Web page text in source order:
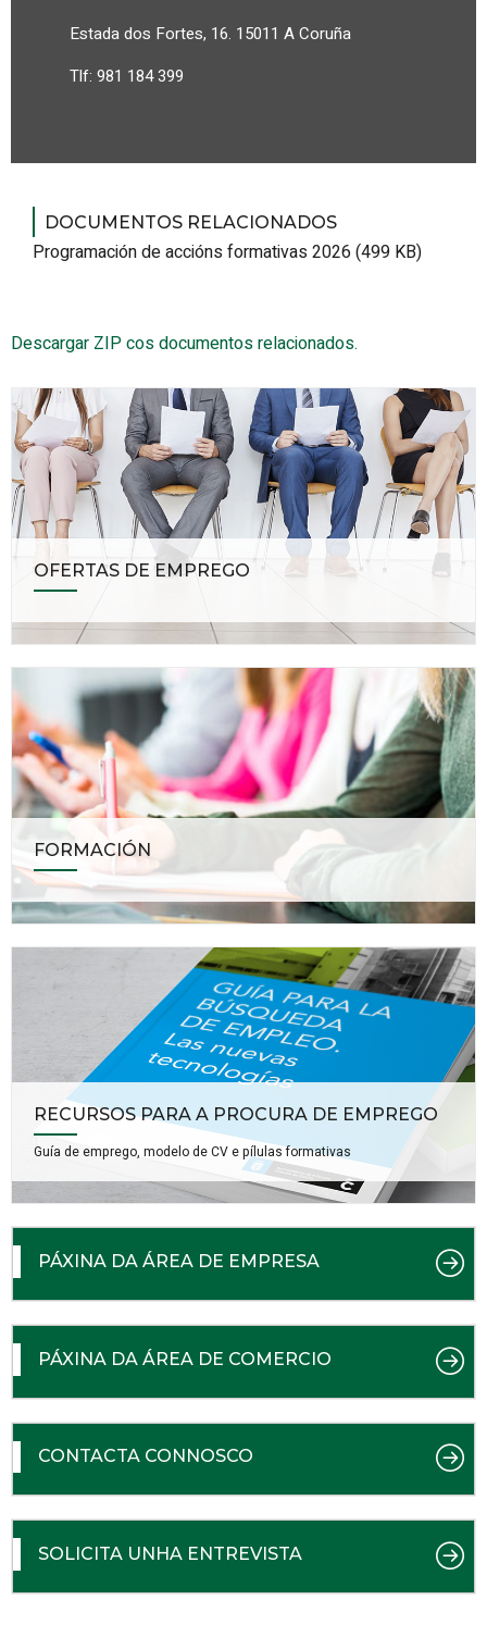
Estada dos Fortes, 16. 15011 A Coruña
Tlf: 981 184 399
DOCUMENTOS RELACIONADOS
Programación de accións formativas 2026 (499 KB)
Descargar ZIP cos documentos relacionados.
OFERTAS DE EMPREGO
FORMACIÓN
RECURSOS PARA A PROCURA DE EMPREGO
Guía de emprego, modelo de CV e pílulas formativas
PÁXINA DA ÁREA DE EMPRESA
PÁXINA DA ÁREA DE COMERCIO
CONTACTA CONNOSCO
SOLICITA UNHA ENTREVISTA